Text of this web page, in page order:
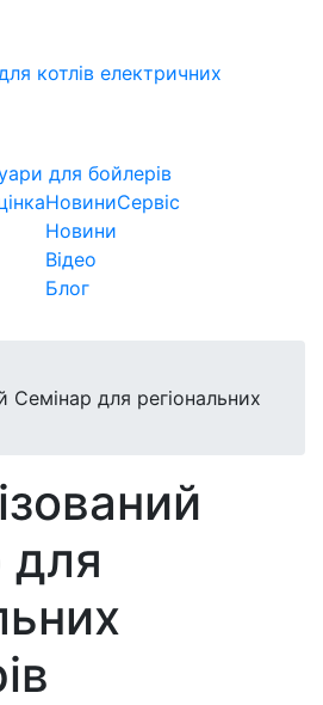
котлів електричних
для бойлерів
Новини
Новини
Відео
Блог
Сервіс
Семінар для регіональних
для